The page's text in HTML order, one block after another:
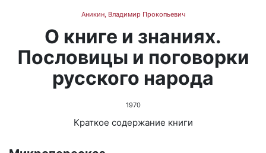
Аникин, Владимир Прокопьевич
О книге и знаниях.
Пословицы и поговорки
русского народа
1970
Краткое содержание книги